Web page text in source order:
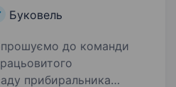
Буковель
прибиральника